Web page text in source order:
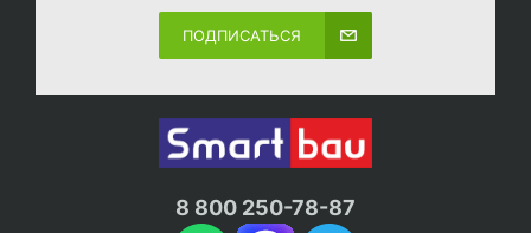
ПОДПИСАТЬСЯ
8 800 250-78-87